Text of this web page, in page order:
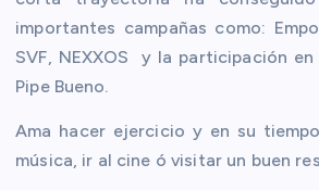
importantes campañas como:
SVF, NEXXOS y la participación en
Pipe Bueno.
Ama hacer ejercicio y en su
música, ir al cine ó visitar un buen